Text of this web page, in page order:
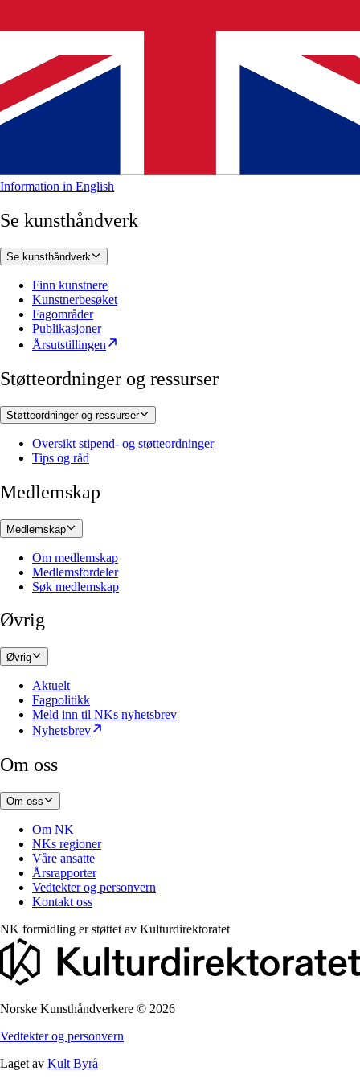
Information in English
Se kunsthåndverk
Se kunsthåndverk
Finn kunstnere
Kunstnerbesøket
Fagområder
Publikasjoner
Årsutstillingen
Støtteordninger og ressurser
Støtteordninger og ressurser
Oversikt stipend- og støtteordninger
Tips og råd
Medlemskap
Medlemskap
Om medlemskap
Medlemsfordeler
Søk medlemskap
Øvrig
Øvrig
Aktuelt
Fagpolitikk
Meld inn til NKs nyhetsbrev
Nyhetsbrev
Om oss
Om oss
Om NK
NKs regioner
Våre ansatte
Årsrapporter
Vedtekter og personvern
Kontakt oss
NK formidling er støttet av Kulturdirektoratet
Norske Kunsthåndverkere © 2026
Vedtekter og personvern
Laget av Kult Byrå